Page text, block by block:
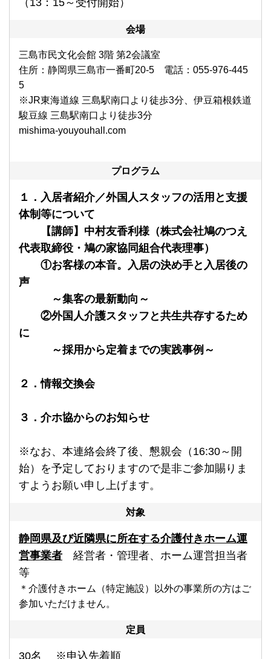
（13：15～受付開始）
会場
三島市民文化会館 3階 第2会議室
住所：静岡県三島市一番町20-5 電話：055-976-445
5
※JR東海道線 三島駅南口より徒歩3分、伊豆箱根鉄道
駿豆線 三島駅南口より徒歩3分
mishima-youyouhall.com
プログラム
１．入居者紹介／外国人スタッフの活用と支援
体制等について
【講師】中村友香利様（株式会社鳩のつえ
代表取締役・鳩の家協同組合代表理事）
①お客様の本音。入居の決め手と入居後の
声
～集客の最新動向～
②外国人介護スタッフと共生共存するため
に
～採用から定着までの実践事例～
２．情報交換会
３．介ホ協からのお知らせ
※なお、本連絡会終了後、懇親会（16:30～開
始）を予定しておりますので是非ご参加賜りま
すようお願い申し上げます。
対象
静岡県及び近隣県に所在する介護付きホーム運
営事業者
経営者・管理者、ホーム運営担当者
等
＊介護付きホーム（特定施設）以外の事業所の方はご
参加いただけません。
定員
30名 ※申込先着順